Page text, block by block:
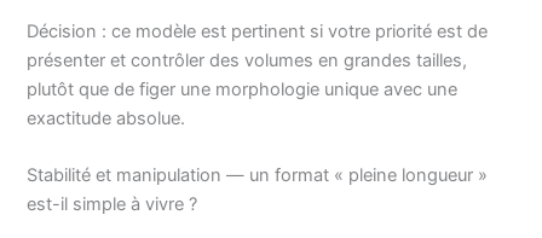
Décision : ce modèle est pertinent si votre priorité est de
présenter et contrôler des volumes en grandes tailles,
plutôt que de figer une morphologie unique avec une
exactitude absolue.
Stabilité et manipulation — un format « pleine longueur »
est-il simple à vivre ?